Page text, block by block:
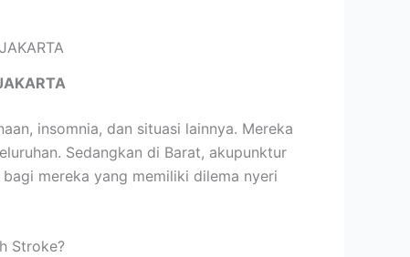
insomnia, dan situasi lainnya. Mereka
Sedangkan di Barat, akupunktur
mereka yang memiliki dilema nyeri
Stroke?